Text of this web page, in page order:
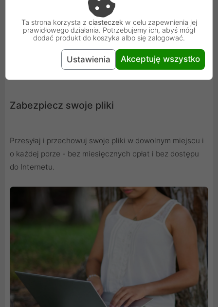
Zabezpiecz swoje pliki
Przesyłaj i przechowuj swoje pliki w dowolnym miejscu i
o każdej porze - bez miesięcznych opłat i bez dostępu
do Internetu.
Ta strona korzysta z ciasteczekw celu zapewnienia jej
prawidłowego działania. Potrzebujemy ich, abyś mógł
dodać produkt do koszyka albo się zalogować.
Ustawienia Akceptuję wszystko